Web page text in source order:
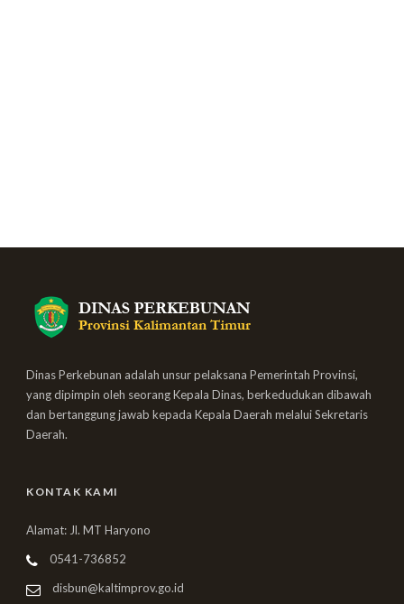
Dinas Perkebunan adalah unsur pelaksana Pemerintah Provinsi,
yang dipimpin oleh seorang Kepala Dinas, berkedudukan dibawah
dan bertanggung jawab kepada Kepala Daerah melalui Sekretaris
Daerah.
KONTAK KAMI
Alamat: Jl. MT Haryono
0541-736852
disbun@kaltimprov.go.id